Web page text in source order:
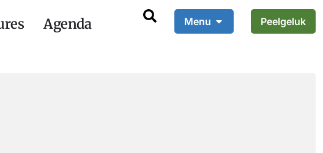
Agenda Menu Peelgeluk